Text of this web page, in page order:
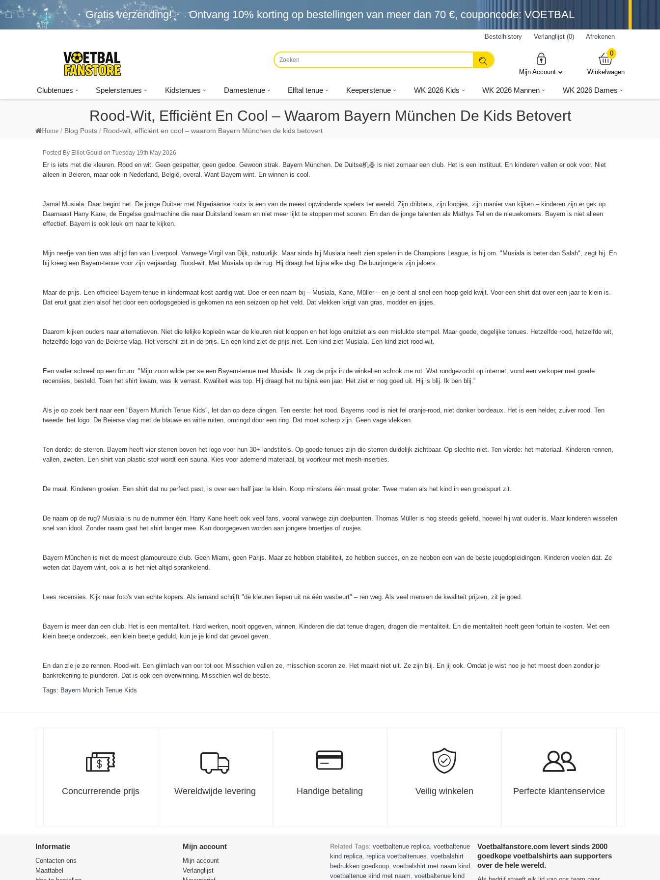
Gratis verzending! Ontvang 10% korting op bestellingen van meer dan 70 €, couponcode: VOETBAL
Bestelhistory Verlanglijst (0) Afrekenen
Mijn Account
0
Winkelwagen
Clubtenues Spelerstenues Kidstenues Damestenue Elftal tenue Keeperstenue WK 2026 Kids WK 2026 Mannen WK 2026 Dames
Rood-Wit, Efficiënt En Cool – Waarom Bayern München De Kids Betovert
Home Blog Posts Rood-wit, efficiënt en cool – waarom Bayern München de kids betovert
Posted By Elliot Gould on Tuesday 19th May 2026
Er is iets met die kleuren. Rood en wit. Geen gespetter, geen gedoe. Gewoon strak. Bayern München. De Duitse机器 is niet zomaar een club. Het is een instituut. En kinderen vallen er ook voor. Niet
alleen in Beieren, maar ook in Nederland, België, overal. Want Bayern wint. En winnen is cool.
Jamal Musiala. Daar begint het. De jonge Duitser met Nigeriaanse roots is een van de meest opwindende spelers ter wereld. Zijn dribbels, zijn loopjes, zijn manier van kijken – kinderen zijn er gek op.
Daarnaast Harry Kane, de Engelse goalmachine die naar Duitsland kwam en niet meer lijkt te stoppen met scoren. En dan de jonge talenten als Mathys Tel en de nieuwkomers. Bayern is niet alleen
effectief. Bayern is ook leuk om naar te kijken.
Mijn neefje van tien was altijd fan van Liverpool. Vanwege Virgil van Dijk, natuurlijk. Maar sinds hij Musiala heeft zien spelen in de Champions League, is hij om. "Musiala is beter dan Salah", zegt hij. En
hij kreeg een Bayern-tenue voor zijn verjaardag. Rood-wit. Met Musiala op de rug. Hij draagt het bijna elke dag. De buurjongens zijn jaloers.
Maar de prijs. Een officieel Bayern-tenue in kindermaat kost aardig wat. Doe er een naam bij – Musiala, Kane, Müller – en je bent al snel een hoop geld kwijt. Voor een shirt dat over een jaar te klein is.
Dat eruit gaat zien alsof het door een oorlogsgebied is gekomen na een seizoen op het veld. Dat vlekken krijgt van gras, modder en ijsjes.
Daarom kijken ouders naar alternatieven. Niet die lelijke kopieën waar de kleuren niet kloppen en het logo eruitziet als een mislukte stempel. Maar goede, degelijke tenues. Hetzelfde rood, hetzelfde wit,
hetzelfde logo van de Beierse vlag. Het verschil zit in de prijs. En een kind ziet de prijs niet. Een kind ziet Musiala. Een kind ziet rood-wit.
Een vader schreef op een forum: "Mijn zoon wilde per se een Bayern-tenue met Musiala. Ik zag de prijs in de winkel en schrok me rot. Wat rondgezocht op internet, vond een verkoper met goede
recensies, besteld. Toen het shirt kwam, was ik verrast. Kwaliteit was top. Hij draagt het nu bijna een jaar. Het ziet er nog goed uit. Hij is blij. Ik ben blij."
Als je op zoek bent naar een " Bayern Munich Tenue Kids", let dan op deze dingen. Ten eerste: het rood. Bayerns rood is niet fel oranje-rood, niet donker bordeaux. Het is een helder, zuiver rood. Ten
tweede: het logo. De Beierse vlag met de blauwe en witte ruiten, omringd door een ring. Dat moet scherp zijn. Geen vage vlekken.
Ten derde: de sterren. Bayern heeft vier sterren boven het logo voor hun 30+ landstitels. Op goede tenues zijn die sterren duidelijk zichtbaar. Op slechte niet. Ten vierde: het materiaal. Kinderen rennen,
vallen, zweten. Een shirt van plastic stof wordt een sauna. Kies voor ademend materiaal, bij voorkeur met mesh-inserties.
De maat. Kinderen groeien. Een shirt dat nu perfect past, is over een half jaar te klein. Koop minstens één maat groter. Twee maten als het kind in een groeispurt zit.
De naam op de rug? Musiala is nu de nummer één. Harry Kane heeft ook veel fans, vooral vanwege zijn doelpunten. Thomas Müller is nog steeds geliefd, hoewel hij wat ouder is. Maar kinderen wisselen
snel van idool. Zonder naam gaat het shirt langer mee. Kan doorgegeven worden aan jongere broertjes of zusjes.
Bayern München is niet de meest glamoureuze club. Geen Miami, geen Parijs. Maar ze hebben stabiliteit, ze hebben succes, en ze hebben een van de beste jeugdopleidingen. Kinderen voelen dat. Ze
weten dat Bayern wint, ook al is het niet altijd sprankelend.
Lees recensies. Kijk naar foto's van echte kopers. Als iemand schrijft "de kleuren liepen uit na één wasbeurt" – ren weg. Als veel mensen de kwaliteit prijzen, zit je goed.
Bayern is meer dan een club. Het is een mentaliteit. Hard werken, nooit opgeven, winnen. Kinderen die dat tenue dragen, dragen die mentaliteit. En die mentaliteit hoeft geen fortuin te kosten. Met een
klein beetje onderzoek, een klein beetje geduld, kun je je kind dat gevoel geven.
En dan zie je ze rennen. Rood-wit. Een glimlach van oor tot oor. Misschien vallen ze, misschien scoren ze. Het maakt niet uit. Ze zijn blij. En jij ook. Omdat je wist hoe je het moest doen zonder je
bankrekening te plunderen. Dat is ook een overwinning. Misschien wel de beste.
Tags: Bayern Munich Tenue Kids
Concurrerende prijs Wereldwijde levering Handige betaling Veilig winkelen Perfecte klantenservice
Informatie
Contacten ons
Maattabel
Mijn account
Mijn account
Verlanglijst
Related Tags: voetbaltenue replica, voetbaltenue
kind replica, replica voetbaltenues, voetbalshirt
bedrukken goedkoop, voetbalshirt met naam kind,
voetbaltenue kind met naam, voetbaltenue kind
Voetbalfanstore.com levert sinds 2000
goedkope voetbalshirts aan supporters
over de hele wereld.